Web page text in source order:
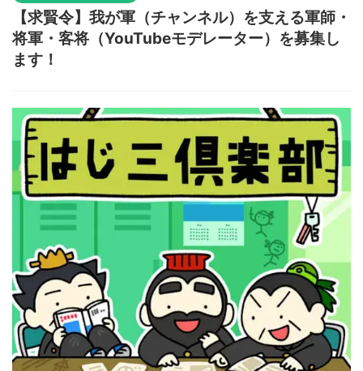
【求賢令】我が軍（チャンネル）を支える軍師・
将軍・客将（YouTubeモデレーター）を募集し
ます！